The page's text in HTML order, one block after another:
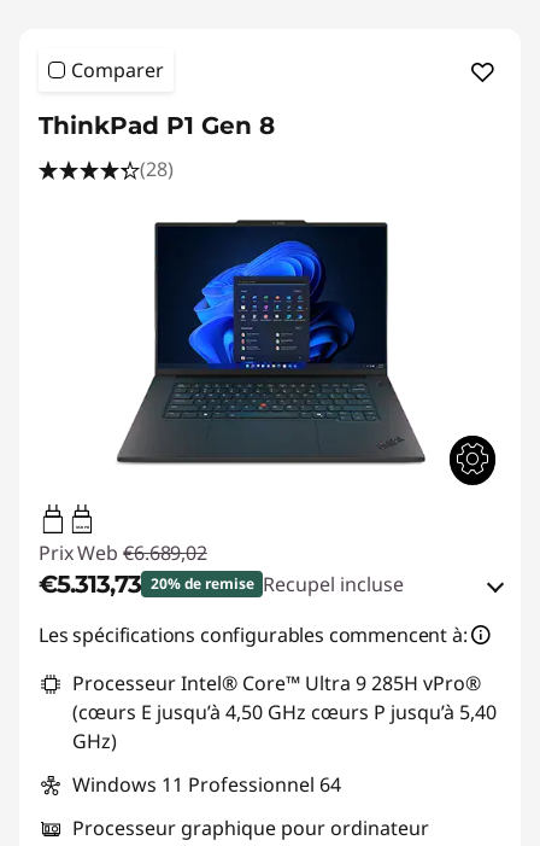
Comparer
ThinkPad P1 Gen 8
(28)
USB PD
Prix Web €6.689,02
€5.313,73 20% de remise Recupel incluse
Bons de réduction en ligne :-€1.375,29
Code de réduction : THINKDEAL
Les spécifications configurables commencent à:
Processeur Intel® Core™ Ultra 9 285H vPro®
(cœurs E jusqu’à 4,50 GHz cœurs P jusqu’à 5,40
GHz)
Windows 11 Professionnel 64
Processeur graphique pour ordinateur